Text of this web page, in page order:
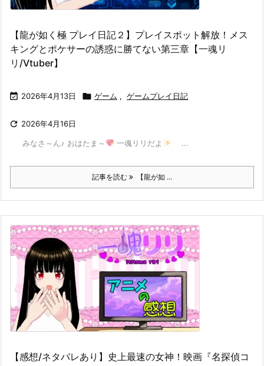
【龍が如く極 プレイ日記２】プレイスポット解放！メス
キングとポケサーの誘惑に勝てない第三章【一魂リ
リ/Vtuber】
 2026年4月13日  ゲーム , ゲームプレイ日記
 2026年4月16日
みなさ～ん♪ おはたま～ 一魂リリだよ ...
記事を読む 【龍が如 ...
【感想/ネタバレあり】史上最速の女神！映画『名探偵コ